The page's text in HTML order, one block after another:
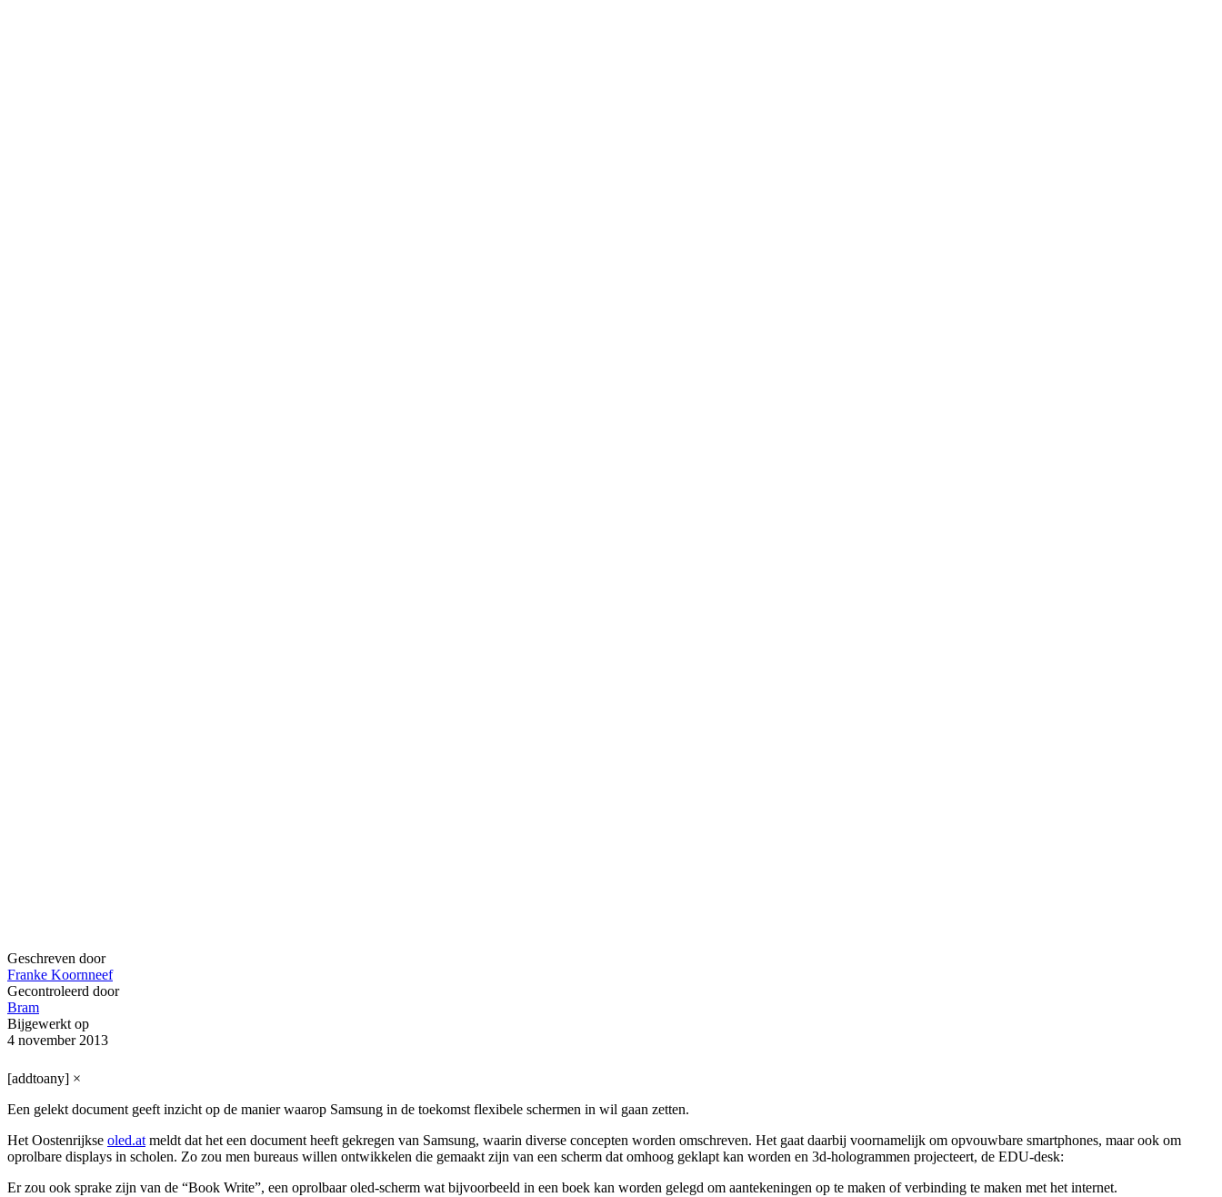
Geschreven door
Franke Koornneef
Gecontroleerd door
Bram
Bijgewerkt op
4 november 2013
[addtoany] ×
Een gelekt document geeft inzicht op de manier waarop Samsung in de toekomst flexibele schermen in wil gaan zetten.
Het Oostenrijkse oled.atmeldt dat het een document heeft gekregen van Samsung, waarin diverse concepten worden omschreven. Het gaat daarbij voornamelijk om opvouwbare smartphones, maar ook om
oprolbare displays in scholen. Zo zou men bureaus willen ontwikkelen die gemaakt zijn van een scherm dat omhoog geklapt kan worden en 3d-hologrammen projecteert, de EDU-desk:
Er zou ook sprake zijn van de “Book Write”, een oprolbaar oled-scherm wat bijvoorbeeld in een boek kan worden gelegd om aantekeningen op te maken of verbinding te maken met het internet.